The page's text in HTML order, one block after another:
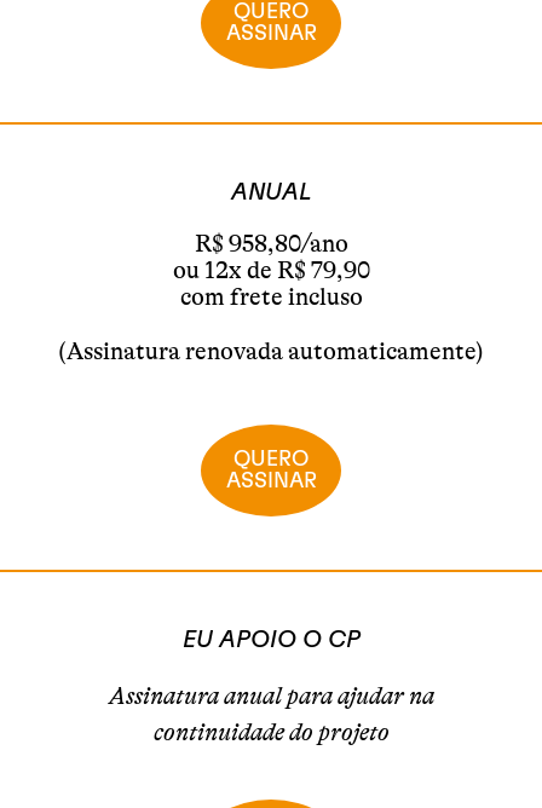
QUERO
ASSINAR
ANUAL
R$ 958,80/ano
ou 12x de R$ 79,90
com frete incluso
(Assinatura renovada automaticamente)
QUERO
ASSINAR
EU APOIO O CP
Assinatura anual para ajudar na
continuidade do projeto